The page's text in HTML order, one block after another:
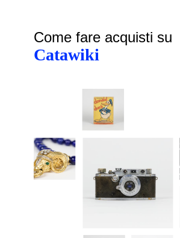
Come fare acquisti su
Catawiki